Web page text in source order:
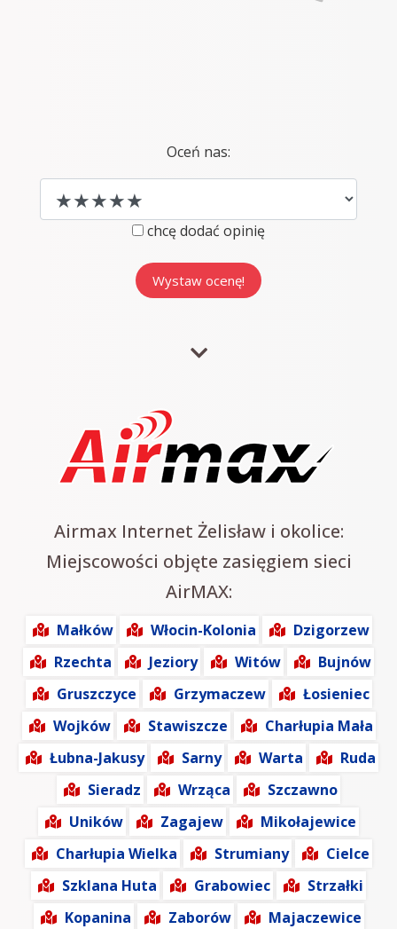
Oceń nas:
chcę dodać opinię
Airmax Internet Żelisław i okolice:
Miejscowości objęte zasięgiem sieci
AirMAX:
Małków Włocin-Kolonia
Dzigorzew
Rzechta
Jeziory Witów
Bujnów
Gruszczyce
Grzymaczew
Łosieniec
Wojków
Stawiszcze
Charłupia Mała
Łubna-Jakusy
Sarny Warta
Ruda
Sieradz
Wrząca
Szczawno
Uników
Zagajew
Mikołajewice
Charłupia Wielka
Strumiany
Cielce
Szklana Huta
Grabowiec
Strzałki
Kopanina
Zaborów
Majaczewice